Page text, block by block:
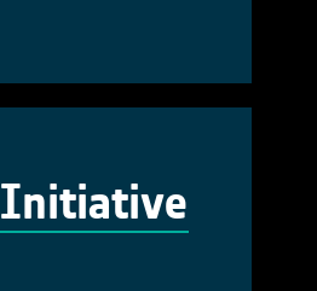
Initiative